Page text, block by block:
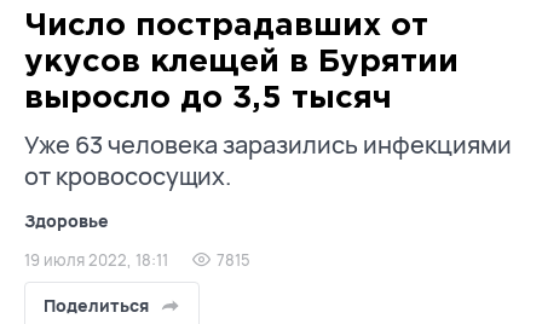
Число пострадавших от
укусов клещей в Бурятии
выросло до 3,5 тысяч
Уже 63 человека заразились инфекциями
от кровососущих.
Здоровье
19 июля 2022, 18:11 7815
Поделиться